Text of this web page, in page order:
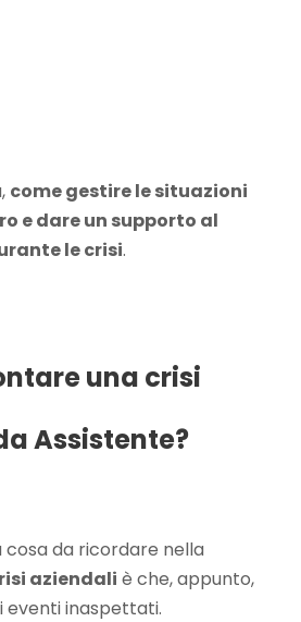
come gestire le situazioni
e dare un supporto al
le crisi.
una crisi
Assistente?
cosa da ricordare nella
aziendali è che, appunto,
eventi inaspettati.